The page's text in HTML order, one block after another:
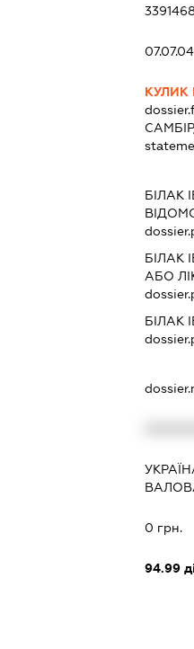
07.07.04
БІЛАК
БІЛАК
АБО
БІЛАК
0 грн.
94.99